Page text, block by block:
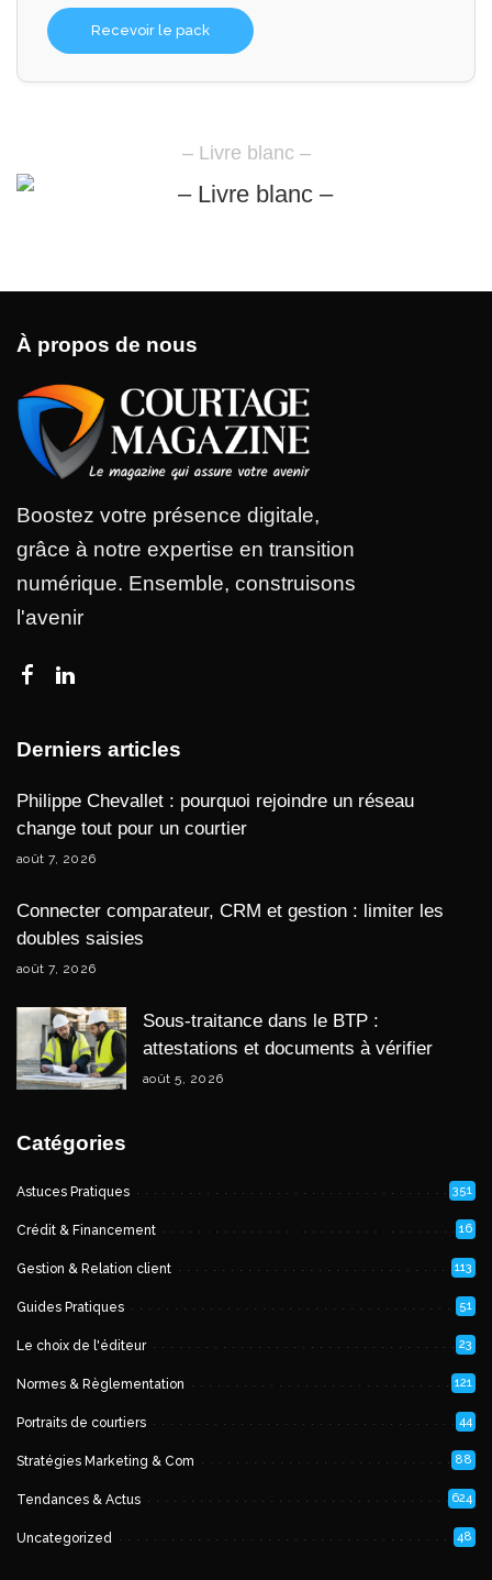
Recevoir le pack
– Livre blanc –
À propos de nous
Boostez votre présence digitale,
grâce à notre expertise en transition
numérique. Ensemble, construisons
l'avenir
Derniers articles
Philippe Chevallet : pourquoi rejoindre un réseau
change tout pour un courtier
août 7, 2026
Connecter comparateur, CRM et gestion : limiter les
doubles saisies
août 7, 2026
Sous-traitance dans le BTP :
attestations et documents à vérifier
août 5, 2026
Catégories
Astuces Pratiques 351
Crédit & Financement 16
Gestion & Relation client 113
Guides Pratiques 51
Le choix de l'éditeur 23
Normes & Règlementation 121
Portraits de courtiers 44
Stratégies Marketing & Com 88
Tendances & Actus 624
Uncategorized 48